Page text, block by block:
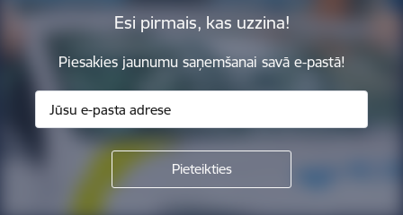
Esi pirmais, kas uzzina!
Piesakies jaunumu saņemšanai savā e-pastā!